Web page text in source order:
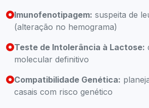
Imunofenotipagem: suspeita de
(alteração no hemograma)
Teste de Intolerância à Lactose:
molecular definitivo
Compatibilidade Genética:
casais com risco genético